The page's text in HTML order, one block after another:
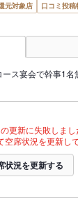
元対象店
口コミ投
ース宴会で幹事1名
更新に失敗しまし
席状況を更新し
状況を更新する